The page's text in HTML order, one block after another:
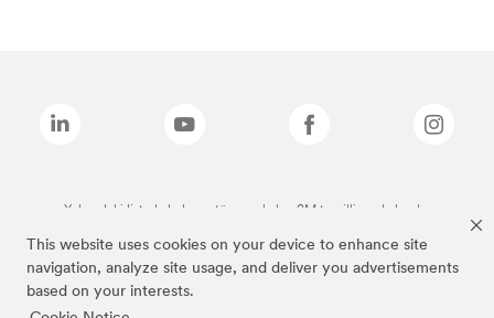
This website uses cookies on your device to enhance site
navigation, analyze site usage, and deliver you advertisements
based on your interests.
Yukarıdaki listede bulunan tüm markalar, 3M tescilli markalarıdır.